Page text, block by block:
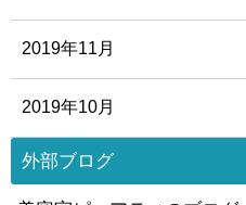
2019年11月
2019年10月
外部ブログ